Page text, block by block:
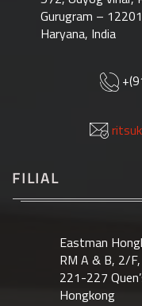
Gurugram –
Haryana, India
FILIAL
Eastman
RM A & B, 2/
221-227
Hongkong